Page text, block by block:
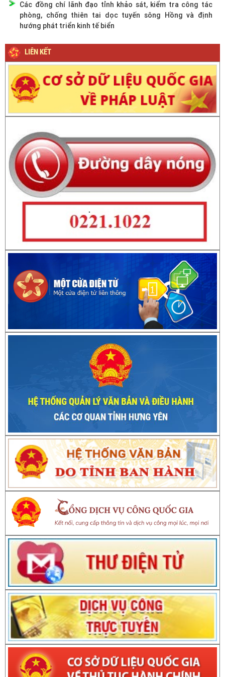
Các đồng chí lãnh đạo tỉnh khảo sát, kiểm tra công tác
phòng, chống thiên tai dọc tuyến sông Hồng và định
hướng phát triển kinh tế biển
LIÊN KẾT